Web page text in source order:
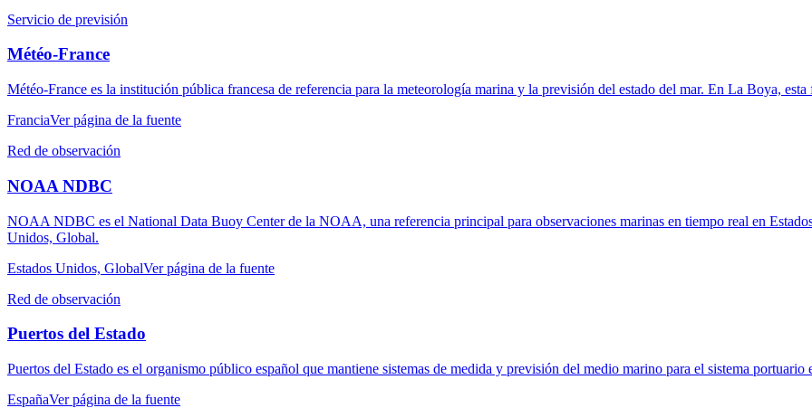
Servicio de previsión
Météo-France
Météo-France es la institución pública francesa de referencia para la meteorología marina y la previsión del estado del mar. En La Boya, esta
FranciaVer página de la fuente
Red de observación
NOAA NDBC
NOAA NDBC es el National Data Buoy Center de la NOAA, una referencia principal para observaciones marinas en tiempo real en
Unidos, Global.
Estados Unidos, GlobalVer página de la fuente
Red de observación
Puertos del Estado
Puertos del Estado es el organismo público español que mantiene sistemas de medida y previsión del medio marino para el sistema
EspañaVer página de la fuente